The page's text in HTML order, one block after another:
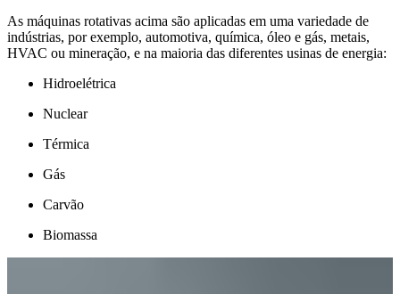
As máquinas rotativas acima são aplicadas em uma variedade de
indústrias, por exemplo, automotiva, química, óleo e gás, metais,
HVAC ou mineração, e na maioria das diferentes usinas de energia:
Hidroelétrica
Nuclear
Térmica
Gás
Carvão
Biomassa